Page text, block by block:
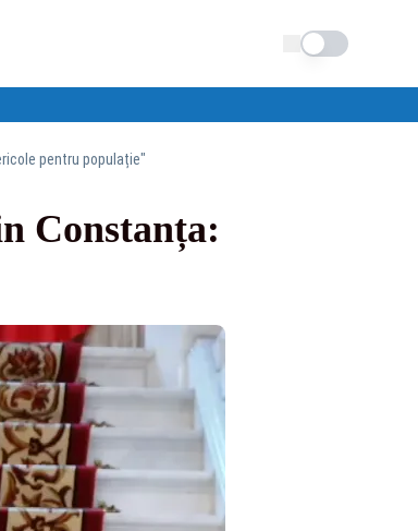
Schimba tema
pentru populație"
Constanța: